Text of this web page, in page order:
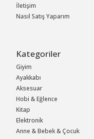
İletişim
Nasıl Satış Yaparım
Kategoriler
Giyim
Ayakkabı
Aksesuar
Hobi & Eğlence
Kitap
Elektronik
Anne & Bebek & Çocuk